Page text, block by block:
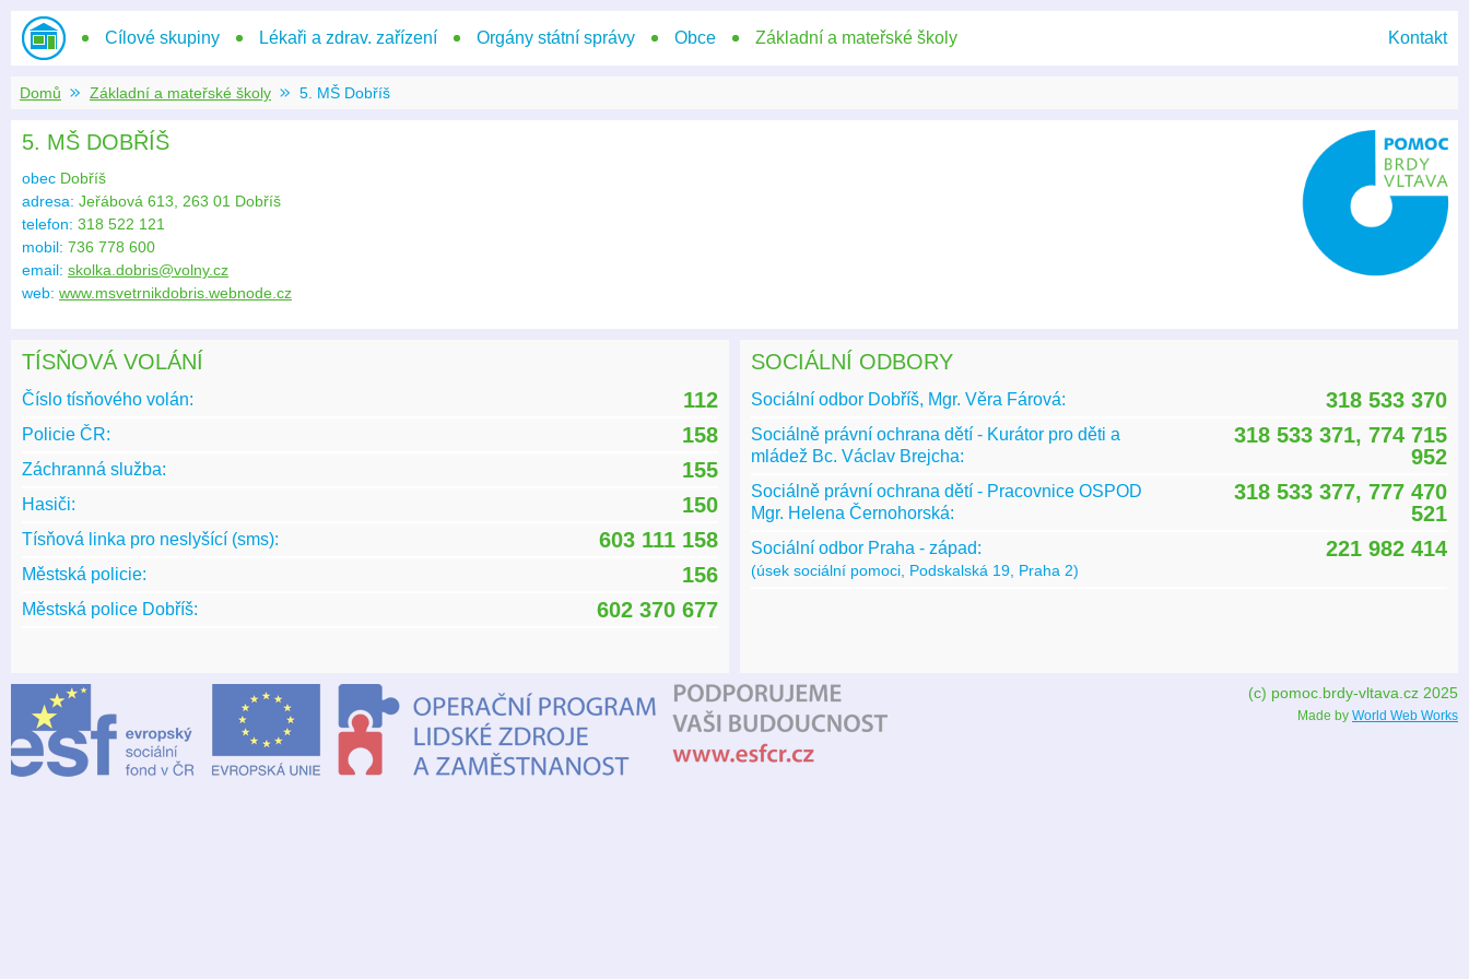
Cílové skupiny Lékaři a zdrav. zařízení Orgány státní správy Obce Základní a mateřské školy Kontakt
Domů Základní a mateřské školy 5. MŠ Dobříš
5. MŠ DOBŘÍŠ
obec Dobříš
adresa: Jeřábová 613, 263 01 Dobříš
telefon: 318 522 121
mobil: 736 778 600
email: skolka.dobris@volny.cz
web: www.msvetrnikdobris.webnode.cz
TÍSŇOVÁ VOLÁNÍ
Číslo tísňového volán: 112
Policie ČR: 158
Záchranná služba: 155
Hasiči: 150
Tísňová linka pro neslyšící (sms): 603 111 158
Městská policie: 156
Městská police Dobříš: 602 370 677
SOCIÁLNÍ ODBORY
Sociální odbor Dobříš, Mgr. Věra Fárová: 318 533 370
Sociálně právní ochrana dětí - Kurátor pro děti a
mládež Bc. Václav Brejcha:
318 533 371, 774 715
952
Sociálně právní ochrana dětí - Pracovnice OSPOD
Mgr. Helena Černohorská:
318 533 377, 777 470
521
Sociální odbor Praha - západ: 221 982 414
(úsek sociální pomoci, Podskalská 19, Praha 2)
(c) pomoc.brdy-vltava.cz 2025
Made by World Web Works